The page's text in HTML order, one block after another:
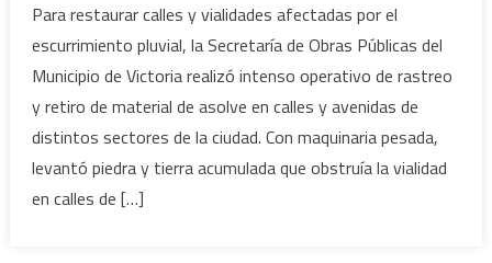
Municipio
calles
y
avenidas
afectadas
por
Para restaurar calles y vialidades afectadas por el
escurrimiento pluvial, la Secretaría de Obras Públicas del
Municipio de Victoria realizó intenso operativo de rastreo
y retiro de material de asolve en calles y avenidas de
distintos sectores de la ciudad. Con maquinaria pesada,
levantó piedra y tierra acumulada que obstruía la vialidad
en calles de […]